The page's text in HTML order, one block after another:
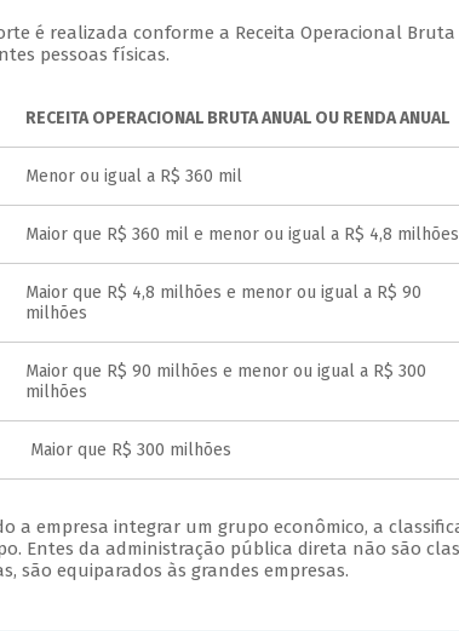
é realizada conforme a Receita Operacional
pessoas físicas.
RECEITA OPERACIONAL BRUTA ANUAL OU RENDA ANUAL
Menor ou igual a R$ 360 mil
Maior que R$ 360 mil e menor ou igual a R$ 4,8 milhões
Maior que R$ 4,8 milhões e menor ou igual a R$ 90
milhões
Maior que R$ 90 milhões e menor ou igual a R$ 300
milhões
Maior que R$ 300 milhões
a empresa integrar um grupo econômico, a
Entes da administração pública direta não são
são equiparados às grandes empresas.